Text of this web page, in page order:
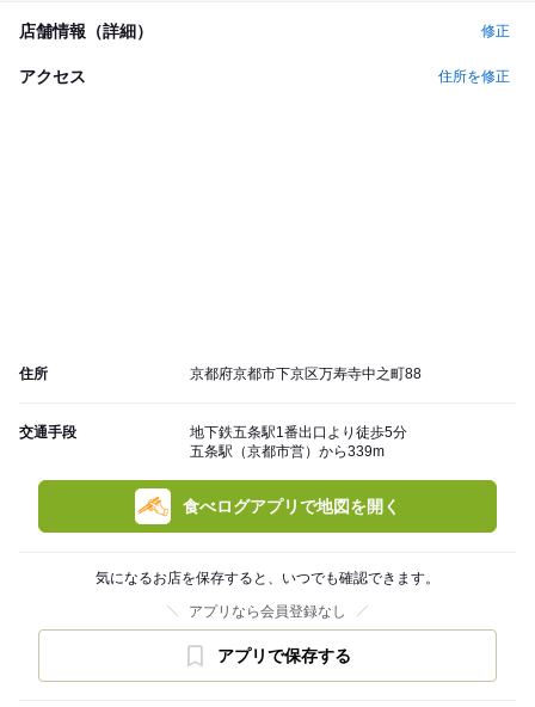
店舗情報（詳細） 修正
アクセス 住所を修正
住所 京都府京都市下京区万寿寺中之町88
交通手段
地下鉄五条駅1番出口より徒歩5分
五条駅（京都市営）から339m
食べログアプリで地図を開く
気になるお店を保存すると、いつでも確認できます。
アプリなら会員登録なし
アプリで保存する